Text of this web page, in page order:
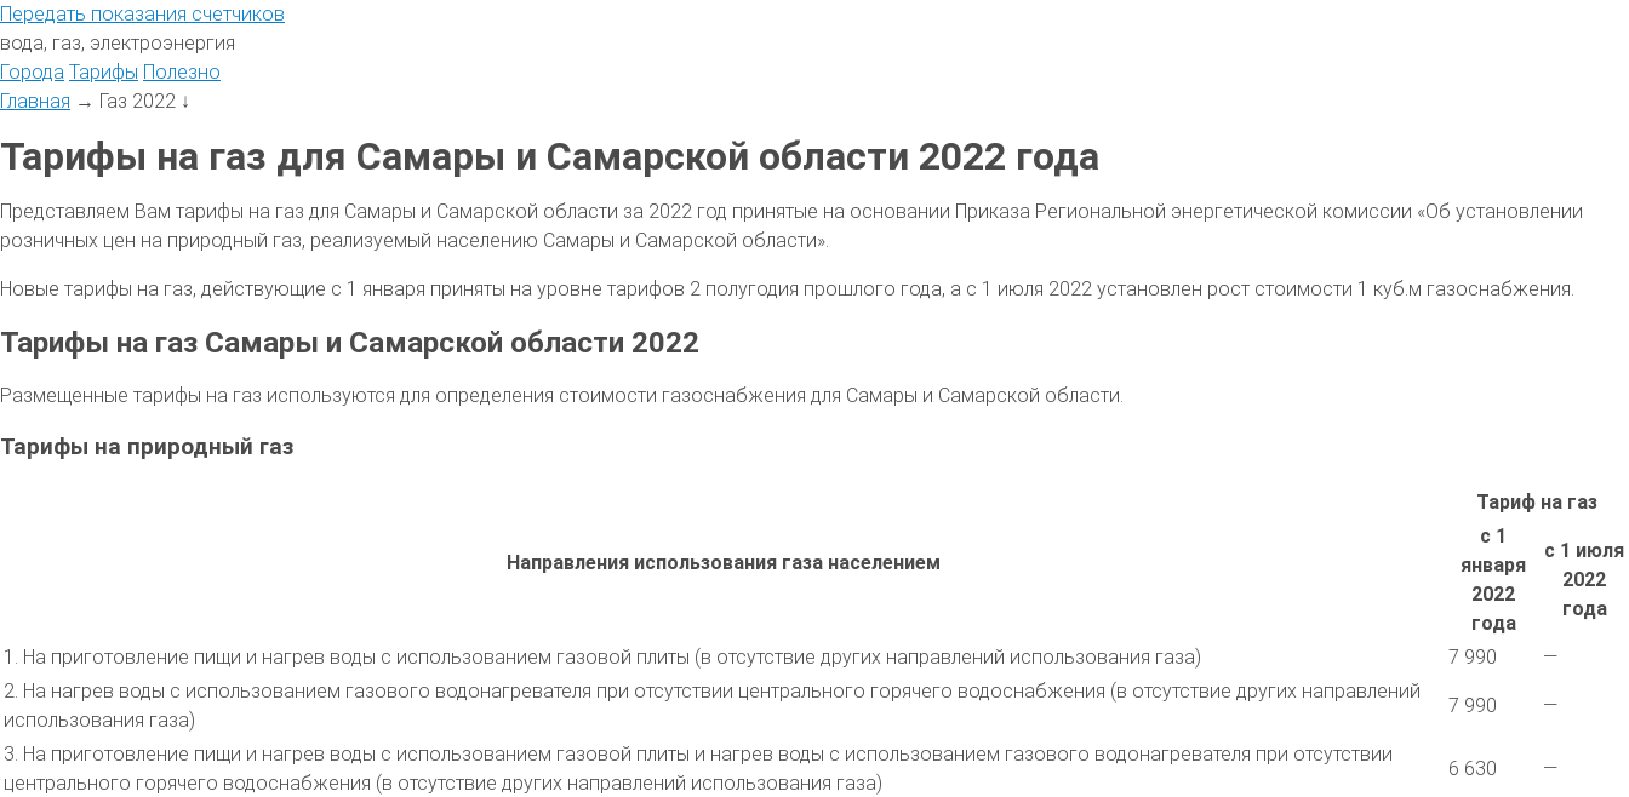
Передать показания счетчиков
вода, газ, электроэнергия
Города Тарифы Полезно
Главная → Газ 2022 ↓
Тарифы на газ для Самары и Самарской области 2022 года
Представляем Вам тарифы на газ для Самары и Самарской области за 2022 год принятые на основании Приказа Региональной энергетической комиссии «Об установлении
розничных цен на природный газ, реализуемый населению Самары и Самарской области».
Новые тарифы на газ, действующие с 1 января приняты на уровне тарифов 2 полугодия прошлого года, а с 1 июля 2022 установлен рост стоимости 1 куб.м газоснабжения.
Тарифы на газ Самары и Самарской области 2022
Размещенные тарифы на газ используются для определения стоимости газоснабжения для Самары и Самарской области.
Тарифы на природный газ
Направления использования газа населением
Тариф на газ
с 1
января
2022
года
с 1 июля
2022
года
1. На приготовление пищи и нагрев воды с использованием газовой плиты (в отсутствие других направлений использования газа) 7 990
—
2. На нагрев воды с использованием газового водонагревателя при отсутствии центрального горячего водоснабжения (в отсутствие других направлений
использования газа)
7 990 —
3. На приготовление пищи и нагрев воды с использованием газовой плиты и нагрев воды с использованием газового водонагревателя при отсутствии
центрального горячего водоснабжения (в отсутствие других направлений использования газа)
6 630 —